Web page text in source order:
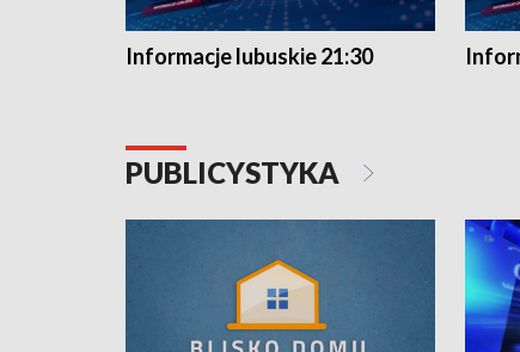
Informacje lubuskie 21:30
PUBLICYSTYKA